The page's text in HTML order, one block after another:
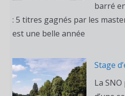
barré
: 5 titres gagnés par les
est une belle année
Stage
La